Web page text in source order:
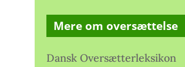
Mere om oversættelse
Dansk Oversætterleksikon